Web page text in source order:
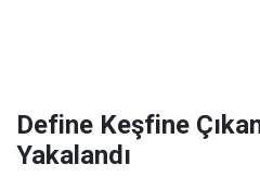
Define Keşfine
Yakalandı